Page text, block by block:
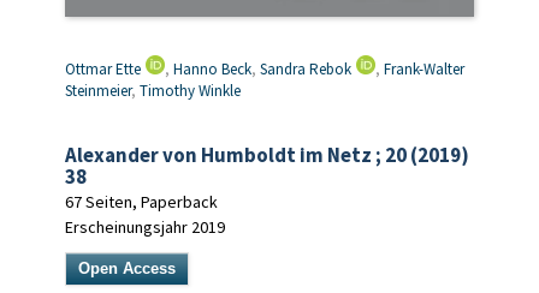
Ottmar Ette , Hanno Beck, Sandra Rebok , Frank-Walter
Steinmeier, Timothy Winkle
Alexander von Humboldt im Netz ; 20 (2019)
38
67 Seiten, Paperback
Erscheinungsjahr 2019
Open Access